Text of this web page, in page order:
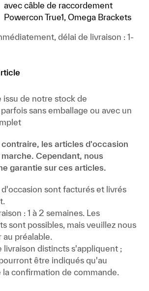
avec câble de raccordement
Powercon True1, Omega Brackets
délai de livraison : 1-
issu de notre stock de
sans emballage ou avec un
les articles d'occasion
Cependant, nous
garantie sur ces articles.
d'occasion sont facturés et livrés
: 1 à 2 semaines. Les
sont possibles, mais veuillez nous
préalable.
livraison distincts s'appliquent ;
être indiqués qu'au
la confirmation de commande.